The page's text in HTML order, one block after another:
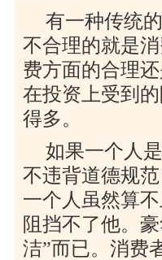
有一种传统
不合理的就是
费方面的合理
在投资上受到
得多。
如果一个人
不违背道德规
一个人虽然算
阻挡不了他。
洁”而已。消费